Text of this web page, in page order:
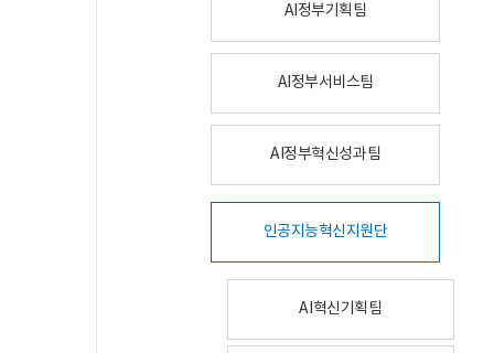
AI정부기획팀
AI정부서비스팀
AI정부혁신성과팀
인공지능혁신지원단
AI혁신기획팀